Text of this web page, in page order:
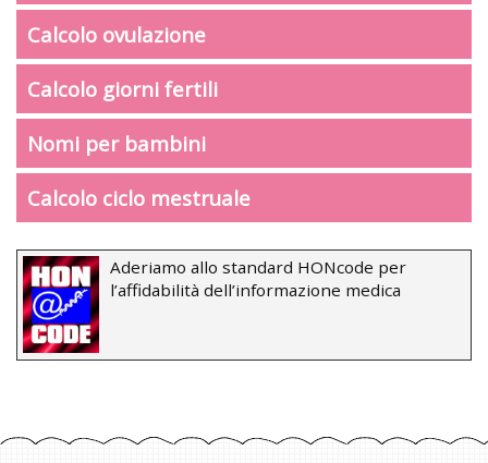
Calcolo ovulazione
Calcolo giorni fertili
Nomi per bambini
Calcolo ciclo mestruale
Aderiamo allo standard HONcode per
l’affidabilità dell’informazione medica